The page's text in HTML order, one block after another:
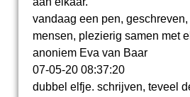
vandaag een pen,
mensen, plezierig samen met
anoniem Eva van Baar
07-05-20 08:37:20
dubbel elfje. schrijven, teveel